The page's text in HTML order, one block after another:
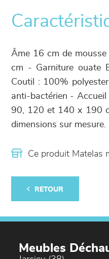
Âme 16 cm de
cm - Garniture ouate
Coutil : 100%
anti-bactérien - Accueil
90, 120 et 140 x 190
dimensions sur mesure.
Ce produit Matelas
RETOUR
Meubles